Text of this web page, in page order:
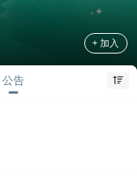
+ 加入
公告